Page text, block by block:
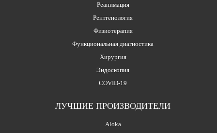
Реанимация
Рентгенология
Физиотерапия
Функциональная диагностика
Хирургия
Эндоскопия
COVID-19
ЛУЧШИЕ ПРОИЗВОДИТЕЛИ
Aloka